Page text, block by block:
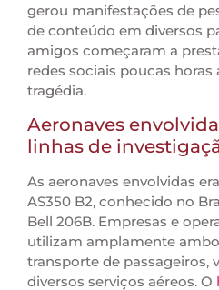
gerou manifestações de
de conteúdo em diversos
amigos começaram a
redes sociais poucas
tragédia.
Aeronaves
linhas de
As aeronaves envolvidas
AS350 B2, conhecido no
Bell 206B. Empresas e
utilizam amplamente
transporte de passageiros,
diversos serviços aéreos. O